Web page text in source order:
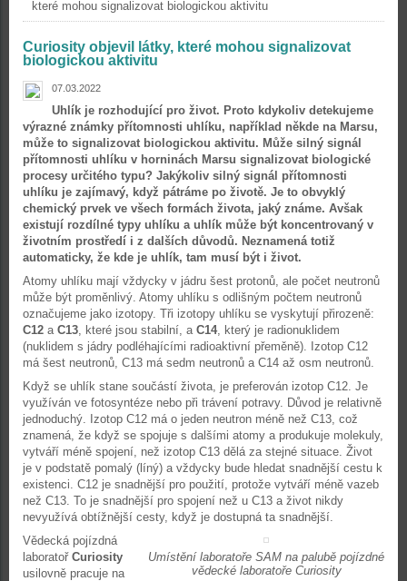
které mohou signalizovat biologickou aktivitu
Curiosity objevil látky, které mohou signalizovat
biologickou aktivitu
07.03.2022
Uhlík je rozhodující pro život. Proto kdykoliv detekujeme
výrazné známky přítomnosti uhlíku, například někde na Marsu,
může to signalizovat biologickou aktivitu. Může silný signál
přítomnosti uhlíku v horninách Marsu signalizovat biologické
procesy určitého typu? Jakýkoliv silný signál přítomnosti
uhlíku je zajímavý, když pátráme po životě. Je to obvyklý
chemický prvek ve všech formách života, jaký známe. Avšak
existují rozdílné typy uhlíku a uhlík může být koncentrovaný v
životním prostředí i z dalších důvodů. Neznamená totiž
automaticky, že kde je uhlík, tam musí být i život.
Atomy uhlíku mají vždycky v jádru šest protonů, ale počet neutronů
může být proměnlivý. Atomy uhlíku s odlišným počtem neutronů
označujeme jako izotopy. Tři izotopy uhlíku se vyskytují přirozeně:
C12 a C13, které jsou stabilní, a C14, který je radionuklidem
(nuklidem s jádry podléhajícími radioaktivní přeměně). Izotop C12
má šest neutronů, C13 má sedm neutronů a C14 až osm neutronů.
Když se uhlík stane součástí života, je preferován izotop C12. Je
využíván ve fotosyntéze nebo při trávení potravy. Důvod je relativně
jednoduchý. Izotop C12 má o jeden neutron méně než C13, což
znamená, že když se spojuje s dalšími atomy a produkuje molekuly,
vytváří méně spojení, než izotop C13 dělá za stejné situace. Život
je v podstatě pomalý (líný) a vždycky bude hledat snadnější cestu k
existenci. C12 je snadnější pro použití, protože vytváří méně vazeb
než C13. To je snadnější pro spojení než u C13 a život nikdy
nevyužívá obtížnější cesty, když je dostupná ta snadnější.
Umístění laboratoře SAM na palubě pojízdné
vědecké laboratoře Curiosity
Vědecká pojízdná
laboratoř Curiosity
usilovně pracuje na